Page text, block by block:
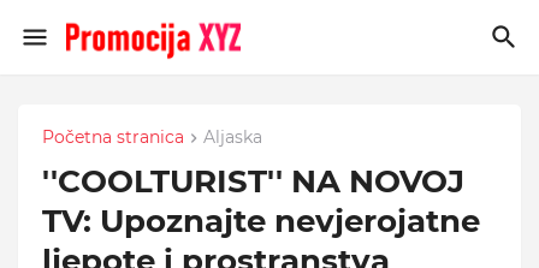
Početna stranica Aljaska
''COOLTURIST'' NA NOVOJ
TV: Upoznajte nevjerojatne